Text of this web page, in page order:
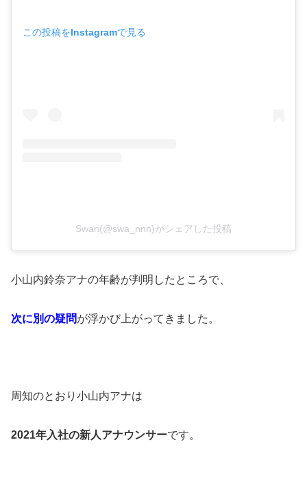
この投稿をInstagramで見る
Swan(@swa_nnn)がシェアした投稿
小山内鈴奈アナの年齢が判明したところで、
次に別の疑問が浮かび上がってきました。
周知のとおり小山内アナは
2021年入社の新人アナウンサーです。